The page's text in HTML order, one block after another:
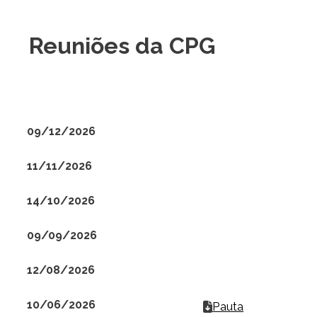
Reuniões da CPG
09/12/2026
11/11/2026
14/10/2026
09/09/2026
12/08/2026
10/06/2026 Pauta